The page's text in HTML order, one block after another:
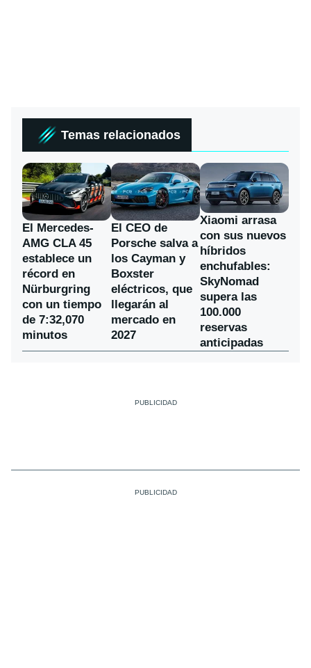
Temas relacionados
El Mercedes-
AMG CLA 45
establece un
récord en
Nürburgring
con un tiempo
de 7:32,070
minutos
El CEO de
Porsche salva a
los Cayman y
Boxster
eléctricos, que
llegarán al
mercado en
2027
Xiaomi arrasa
con sus nuevos
híbridos
enchufables:
SkyNomad
supera las
100.000
reservas
anticipadas